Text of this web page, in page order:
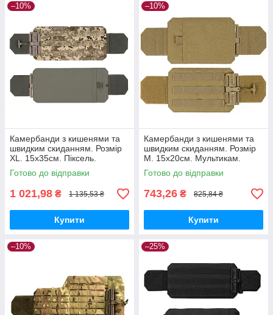
–10%
Камербанди з кишенями та
швидким скиданням. Розмір
XL. 15х35см. Піксель.
Комплект из 2 шт.
Готово до відправки
1 021,98 ₴ 1 135,53 ₴
Купити
–10%
Камербанди з кишенями та
швидким скиданням. Розмір
M. 15х20см. Мультикам.
Комплект з 2 шт.
Готово до відправки
743,26 ₴ 825,84 ₴
Купити
–10% –25%